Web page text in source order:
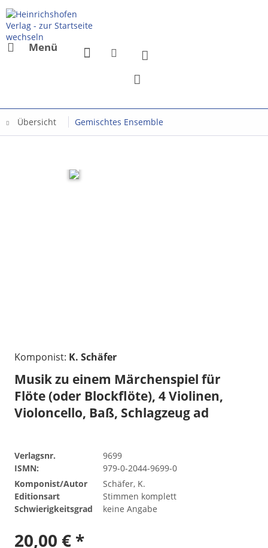
Menü
Übersicht Gemischtes Ensemble
Komponist: K. Schäfer
Musik zu einem Märchenspiel für
Flöte (oder Blockflöte), 4 Violinen,
Violoncello, Baß, Schlagzeug ad
Verlagsnr.
9699
ISMN:
979-0-2044-9699-0
Komponist/Autor
Schäfer, K.
Editionsart
Stimmen komplett
Schwierigkeitsgrad
keine Angabe
20,00 € *